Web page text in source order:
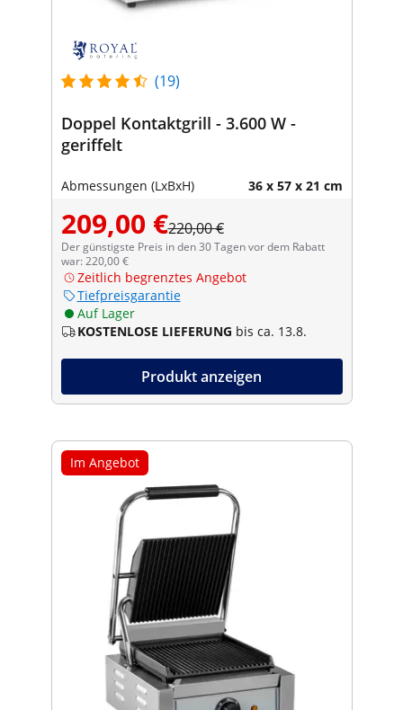
(19)
Doppel Kontaktgrill - 3.600 W -
geriffelt
Abmessungen (LxBxH) 36 x 57 x 21 cm
209,00 €220,00 €
Der günstigste Preis in den 30 Tagen vor dem Rabatt
war: 220,00 €
Zeitlich begrenztes Angebot
Tiefpreisgarantie
Auf Lager
KOSTENLOSE LIEFERUNG bis ca. 13.8.
Produkt anzeigen
Im Angebot